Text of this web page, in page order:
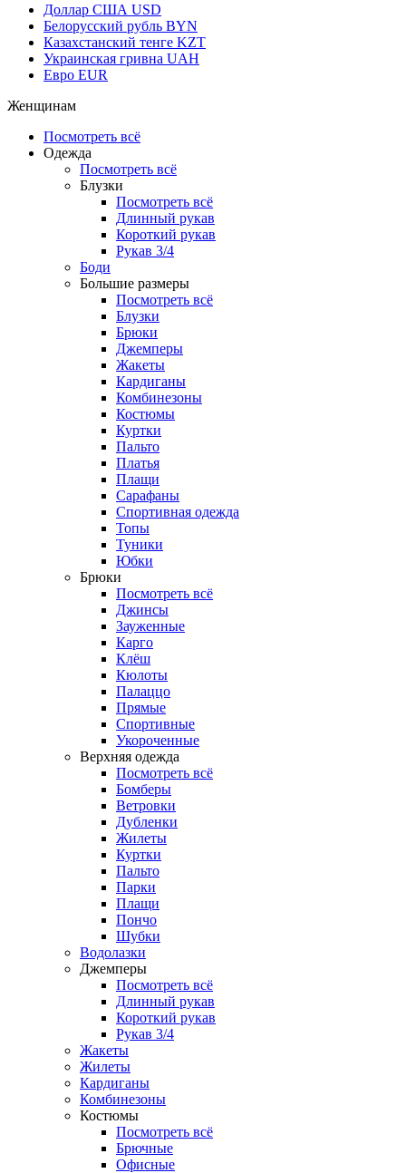
Доллар США USD
Белорусский рубль BYN
Казахстанский тенге KZT
Украинская гривна UAH
Евро EUR
Женщинам
Посмотреть всё
Одежда
Посмотреть всё
Блузки
Посмотреть всё
Длинный рукав
Короткий рукав
Рукав 3/4
Боди
Большие размеры
Посмотреть всё
Блузки
Брюки
Джемперы
Жакеты
Кардиганы
Комбинезоны
Костюмы
Куртки
Пальто
Платья
Плащи
Сарафаны
Спортивная одежда
Топы
Туники
Юбки
Брюки
Посмотреть всё
Джинсы
Зауженные
Карго
Клёш
Кюлоты
Палаццо
Прямые
Спортивные
Укороченные
Верхняя одежда
Посмотреть всё
Бомберы
Ветровки
Дубленки
Жилеты
Куртки
Пальто
Парки
Плащи
Пончо
Шубки
Водолазки
Джемперы
Посмотреть всё
Длинный рукав
Короткий рукав
Рукав 3/4
Жакеты
Жилеты
Кардиганы
Комбинезоны
Костюмы
Посмотреть всё
Брючные
Офисные